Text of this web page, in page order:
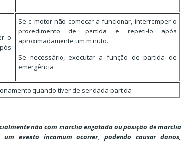
o
Se o motor não começar a funcionar, interromper o
procedimento de partida e repeti-lo após
aproximadamente um minuto.
Se necessário, executar a função de partida de
emergência
quando tiver de ser dada partida
não com marcha engatada ou posição de marcha
evento incomum ocorrer, podendo causar danos,